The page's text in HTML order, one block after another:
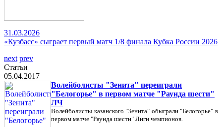
31.03.2026
«Кузбасс» сыграет первый матч 1/8 финала Кубка России 2026
next prev
Статьи
05.04.2017
Волейболисты "Зенита" переиграли
"Белогорье" в первом матче "Раунда шести"
ЛЧ
Волейболисты казанского "Зенита" обыграли "Белогорье" в
первом матче "Раунда шести" Лиги чемпионов.